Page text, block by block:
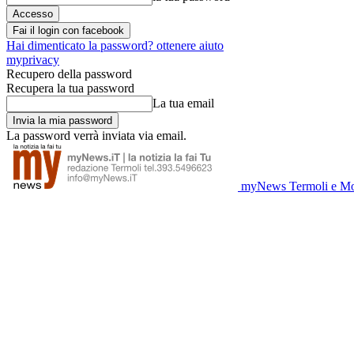
Fai il login con facebook
Hai dimenticato la password? ottenere aiuto
myprivacy
Recupero della password
Recupera la tua password
La tua email
La password verrà inviata via email.
myNews Termoli e